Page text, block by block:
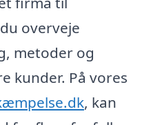
overveje
metoder og
kunder. På vores
, kan